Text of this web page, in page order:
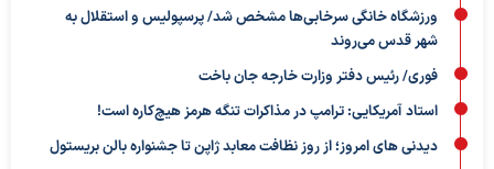
ورزشگاه خانگی سرخابی‌ها مشخص شد/ پرسپولیس و استقلال به
شهر قدس می‌روند
فوری/ رئیس دفتر وزارت خارجه جان باخت
استاد آمریکایی: ترامپ در مذاکرات تنگه هرمز هیچ‌کاره است!
دیدنی های امروز؛ از روز نظافت معابد ژاپن تا جشنواره بالن بریستول